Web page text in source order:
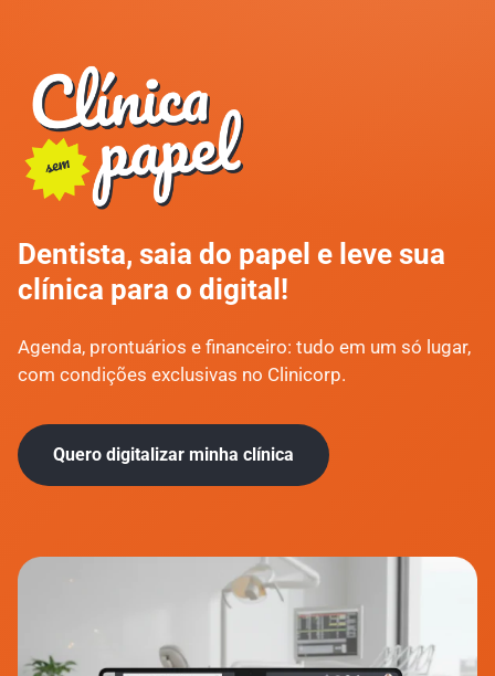
Dentista, saia do papel e leve sua
clínica para o digital!
Agenda, prontuários e financeiro: tudo em um só lugar,
com condições exclusivas no Clinicorp.
Quero digitalizar minha clínica